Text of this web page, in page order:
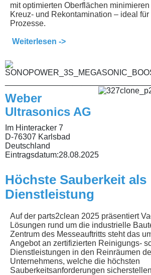
mit optimierten Oberflächen
Kreuz- und Rekontamination – ideal
Prozesse.
Weiterlesen ->
Weber
Ultrasonics AG
Im Hinteracker 7
D-76307 Karlsbad
Deutschland
Eintragsdatum:28.08.2025
Höchste Sauberkeit als
Dienstleistung
Auf der parts2clean 2025 präsentiert
Lösungen rund um die industrielle
Zentrum des Messeauftritts steht das
Angebot an zertifizierten Reinigungs-
Dienstleistungen in den Reinräumen
Unternehmens, welche die höchsten
Sauberkeitsanforderungen